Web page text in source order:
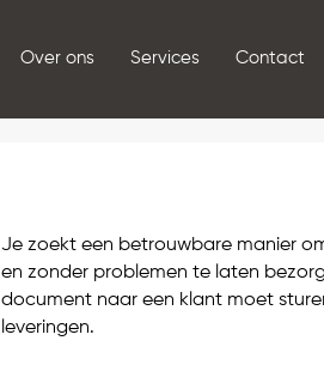
Over ons Services Contact
Je zoekt een betrouwbare manier
en zonder problemen te laten
document naar een klant moet
leveringen.